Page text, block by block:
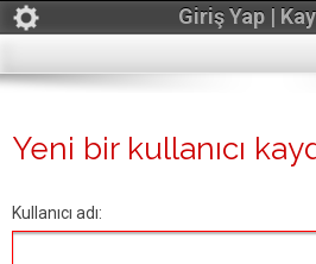
Giriş Yap |
Yeni bir kullanıcı
Kullanıcı adı: